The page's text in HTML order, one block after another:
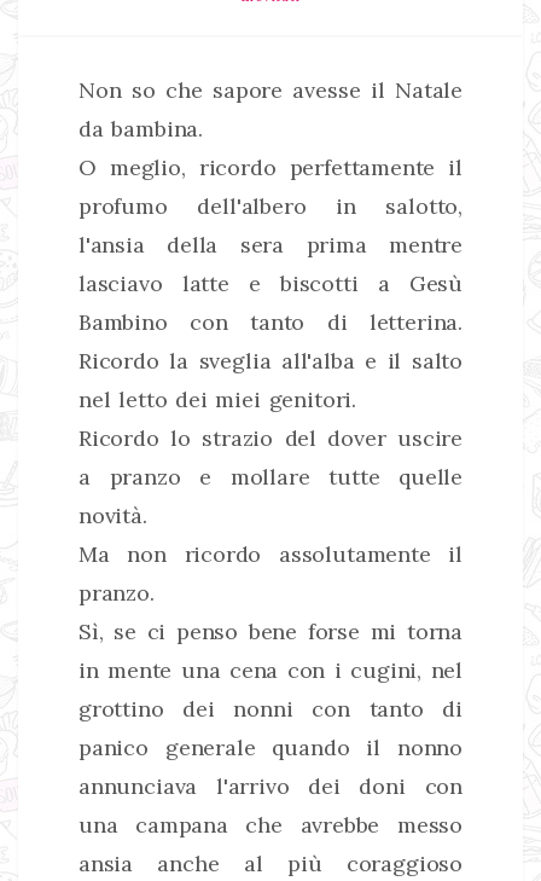
Non so che sapore avesse il Natale
da bambina.
O meglio, ricordo perfettamente il
profumo dell'albero in salotto,
l'ansia della sera prima mentre
lasciavo latte e biscotti a Gesù
Bambino con tanto di letterina.
Ricordo la sveglia all'alba e il salto
nel letto dei miei genitori.
Ricordo lo strazio del dover uscire
a pranzo e mollare tutte quelle
novità.
Ma non ricordo assolutamente il
pranzo.
Sì, se ci penso bene forse mi torna
in mente una cena con i cugini, nel
grottino dei nonni con tanto di
panico generale quando il nonno
annunciava l'arrivo dei doni con
una campana che avrebbe messo
ansia anche al più coraggioso